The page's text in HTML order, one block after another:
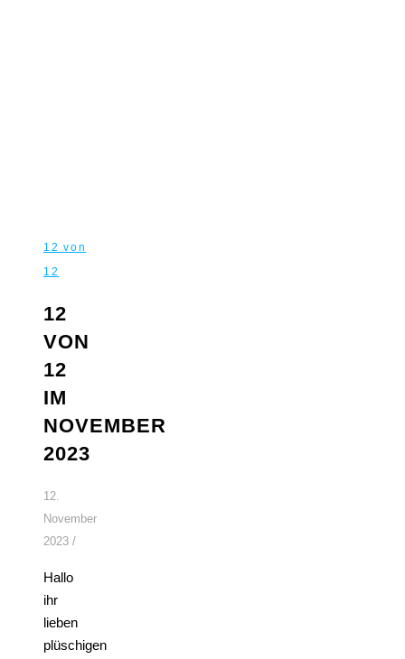
12 von
12
12
VON
12
IM
NOVEMBER
2023
12.
November
2023 /
Hallo
ihr
lieben
plüschigen